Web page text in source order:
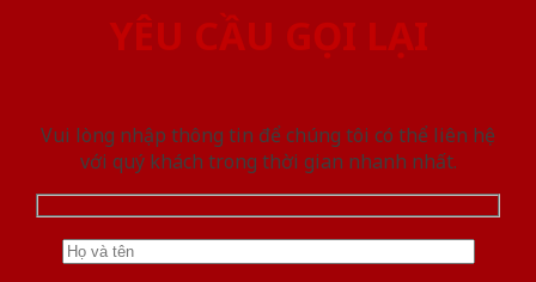
YÊU CẦU GỌI LẠI
Vui lòng nhập thông tin để chúng tôi có thể liên hệ
với quý khách trong thời gian nhanh nhất.